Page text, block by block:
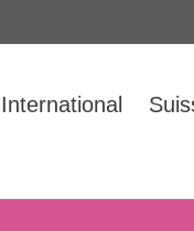
International